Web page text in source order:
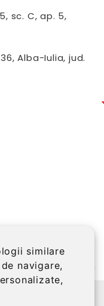
similare
navigare,
sc. C, ap. 5,
Alba-Iulia, jud.
RO14151399,